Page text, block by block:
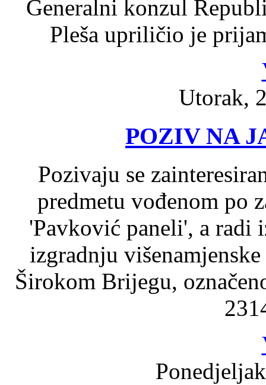
Generalni konzul
Pleša upriličio je
Utorak,
POZIV NA
Pozivaju se
predmetu vođenom po
'Pavković paneli', a radi
izgradnju
Širokom Brijegu,